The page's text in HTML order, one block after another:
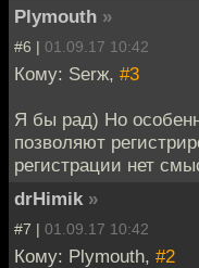
Plymouth »
#6 | 01.09.17 10:42
Кому: Serж, #3
Я бы рад) Но
позволяют
регистрации нет
drHimik »
#7 | 01.09.17 10:42
Кому: Plymouth, #2